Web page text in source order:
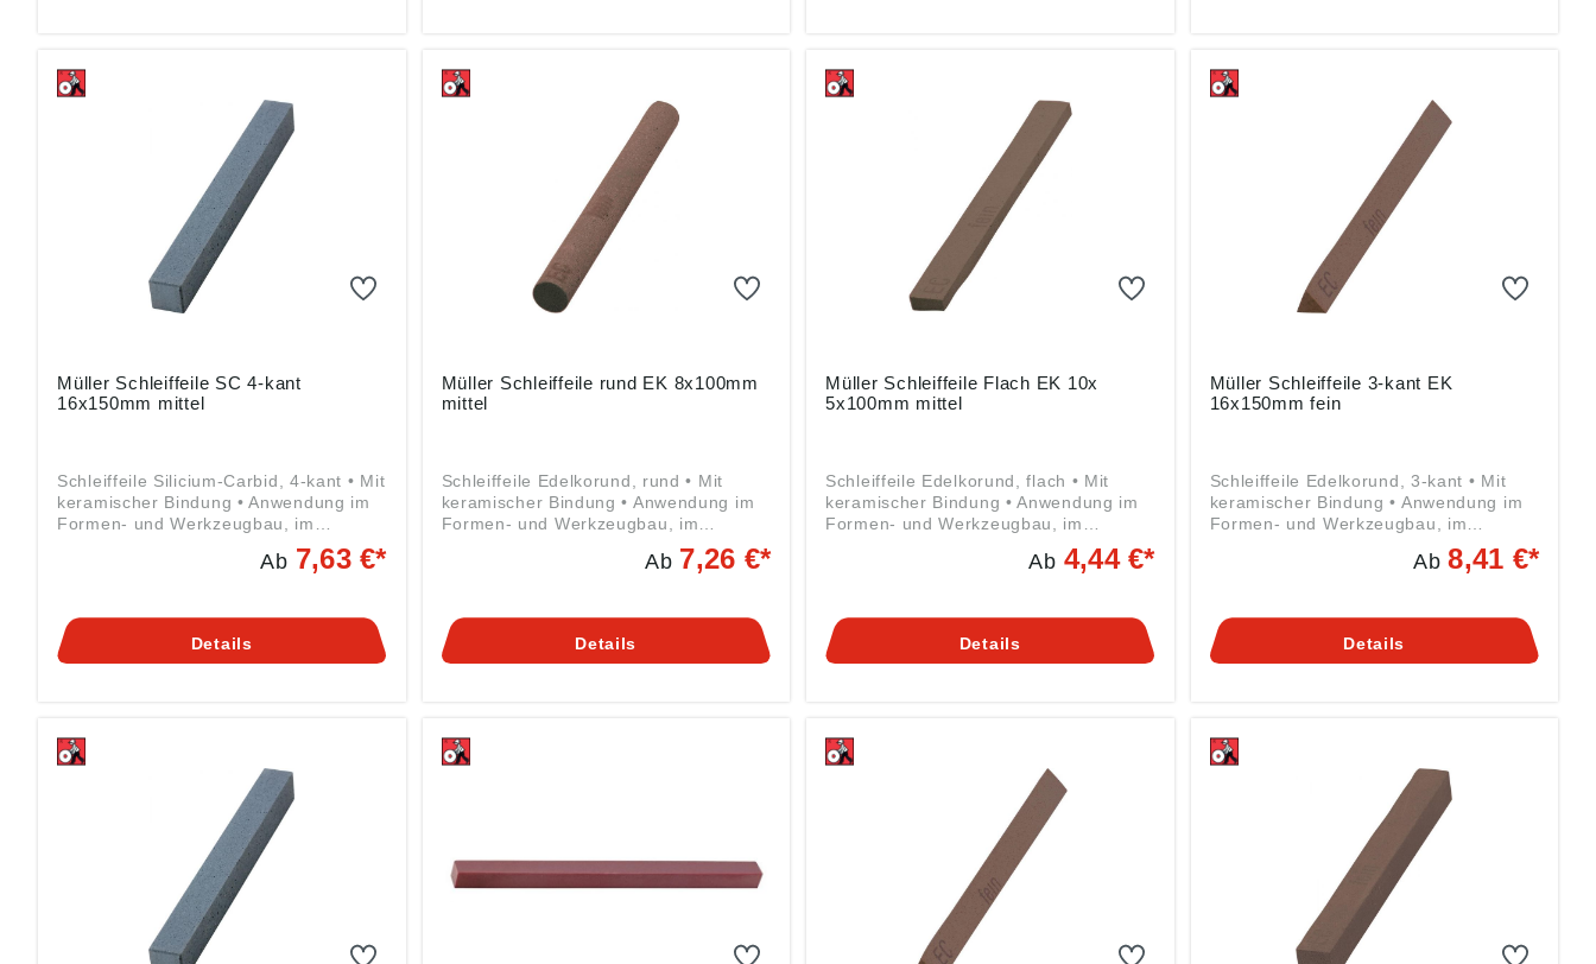
Werkzeugen, Präzisionsmessgeräten,
Schablonen und ähnlichen Materialien
Produktsicherheitsverordnung ((EU)
2023/998): Friedrich Müller
Schleifmittelwerk GmbH, Kirchenweg
17-18, 67808 Ransweiler, DE,
info@schleifmittelwerk-friedrich-
Bearbeiten von Aluminium, Bronze,
Glas, Stein, Grauguss und ähnlichen
Produktsicherheitsverordnung ((EU)
2023/998): Friedrich Müller
Schleifmittelwerk GmbH, Kirchenweg
17-18, 67808 Ransweiler, DE,
info@schleifmittelwerk-friedrich-
2023/998): Friedrich Müller
Schleifmittelwerk GmbH, Kirchenweg
17-18, 67808 Ransweiler, DE,
info@schleifmittelwerk-friedrich-
einer ausgezeichneten
Oberflächengüte und Formgenauigkeit
• Für alle Schleif,- Entgrat- und
Feinschleifarbeiten • Das Arbeiten ist
trocken oder nass möglich, es genügt
ein Anfeuchten mit Petroleum oder
Schleiföl • Das Reinigen erfolgt durch
Abwischen mit einem Fettlösemittel
Angaben gemäß
Produktsicherheitsverordnung ((EU)
2023/998): Friedrich Müller
Schleifmittelwerk GmbH, Kirchenweg
Müller Schleiffeile SC 4-kant
16x150mm mittel
Schleiffeile Silicium-Carbid, 4-kant • Mit
keramischer Bindung • Anwendung im
Formen- und Werkzeugbau, im
Apparatebau • Zum Werkzeugschleifen
Werkzeugen und vor allem auch an
allen Werkzeugen für die Kunststoff-
Bearbeiten von Aluminium, Bronze,
Glas, Stein, Grauguss und ähnlichen
Produktsicherheitsverordnung ((EU)
2023/998): Friedrich Müller
Schleifmittelwerk GmbH, Kirchenweg
17-18, 67808 Ransweiler, DE,
info@schleifmittelwerk-friedrich-
Ab 7,63 €*
Details
Müller Schleiffeile rund EK 8x100mm
mittel
Schleiffeile Edelkorund, rund • Mit
keramischer Bindung • Anwendung im
Formen- und Werkzeugbau, im
Apparatebau • Zum Werkzeugschleifen
Werkzeugen und vor allem auch an
allen Werkzeugen für die Kunststoff-
Werkzeugen, Präzisionsmessgeräten,
Schablonen und ähnlichen Materialien
17-18, 67808 Ransweiler, DE,
info@schleifmittelwerk-friedrich-
Ab 7,26 €*
Details
Müller Schleiffeile Flach EK 10x
5x100mm mittel
Schleiffeile Edelkorund, flach • Mit
keramischer Bindung • Anwendung im
Formen- und Werkzeugbau, im
Apparatebau • Zum Werkzeugschleifen
Werkzeugen und vor allem auch an
allen Werkzeugen für die Kunststoff-
Werkzeugen, Präzisionsmessgeräten,
Schablonen und ähnlichen Materialien
Produktsicherheitsverordnung ((EU)
2023/998): Friedrich Müller
Schleifmittelwerk GmbH, Kirchenweg
17-18, 67808 Ransweiler, DE,
info@schleifmittelwerk-friedrich-
Ab 4,44 €*
Details
Müller Schleiffeile 3-kant EK
16x150mm fein
Schleiffeile Edelkorund, 3-kant • Mit
keramischer Bindung • Anwendung im
Formen- und Werkzeugbau, im
Apparatebau • Zum Werkzeugschleifen
Werkzeugen und vor allem auch an
allen Werkzeugen für die Kunststoff-
Werkzeugen, Präzisionsmessgeräten,
Schablonen und ähnlichen Materialien
Produktsicherheitsverordnung ((EU)
2023/998): Friedrich Müller
Schleifmittelwerk GmbH, Kirchenweg
17-18, 67808 Ransweiler, DE,
info@schleifmittelwerk-friedrich-
Ab8,41 €*
Details